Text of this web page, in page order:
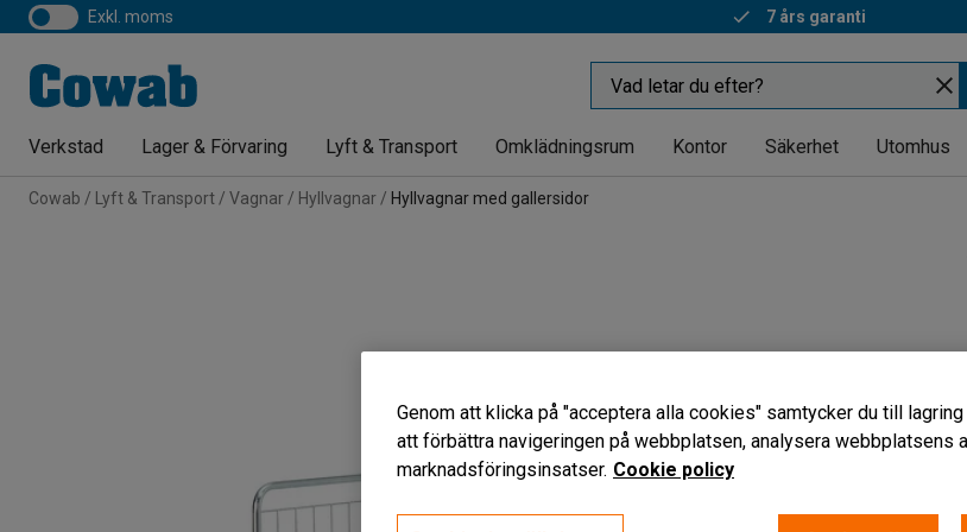
exkl. moms 7 års garanti
Verkstad Lager & Förvaring Lyft & Transport Omklädningsrum Kontor Säkerhet Utomhus
Cowab Lyft & Transport Vagnar Hyllvagnar Hyllvagnar med gallersidor
Genom att klicka på "acceptera alla cookies" samtycker du till
att förbättra navigeringen på webbplatsen, analysera webbplatsens
marknadsföringsinsatser. Cookie policy